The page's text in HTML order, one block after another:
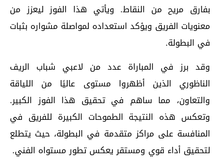
بفارق مريح من النقاط. ويأتي هذا الفوز ليعزز من
معنويات الفريق ويؤكد استعداده لمواصلة مشواره بثبات
في البطولة.
وقد برز في المباراة عدد من لاعبي شباب الريف
الناظوري الذين أظهروا مستوى عاليًا من اللياقة
والتعاون، مما ساهم في تحقيق هذا الفوز الكبير.
وتعكس هذه النتيجة الطموحات الكبيرة للفريق في
المنافسة على مراكز متقدمة في البطولة، حيث يتطلع
لتحقيق أداء قوي ومستقر يعكس تطور مستواه الفني.